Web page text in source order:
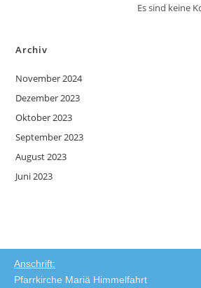
Es sind keine
Archiv
November 2024
Dezember 2023
Oktober 2023
September 2023
August 2023
Juni 2023
Anschrift:
Pfarrkirche Mariä Himmelfahrt